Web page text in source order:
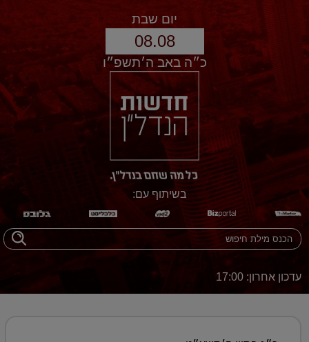
יום שבת
08.08
כ״ה באב ה׳תשפ״ו
בשיתוף עם:
עדכון אחרון: 17:00